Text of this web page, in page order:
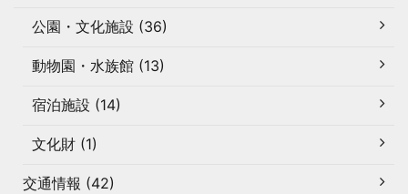
公園・文化施設 (36)
動物園・水族館 (13)
宿泊施設 (14)
文化財 (1)
交通情報 (42)